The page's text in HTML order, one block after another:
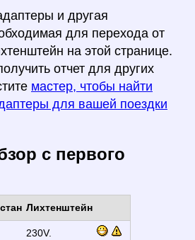
и другая
для перехода от
на этой странице.
отчет для других
мастер, чтобы найти
для вашей поездки
с первого
Лихтенштейн
230V.